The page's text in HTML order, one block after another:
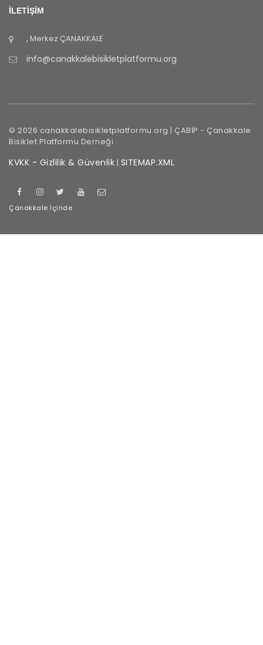
İLETİŞİM
, Merkez ÇANAKKALE
info@canakkalebisikletplatformu.org
© 2026 canakkalebisikletplatformu.org | ÇABİP - Çanakkale
Bisiklet Platformu Derneği
KVKK - Gizlilik & Güvenlik | SITEMAP.XML
Çanakkale İçinde